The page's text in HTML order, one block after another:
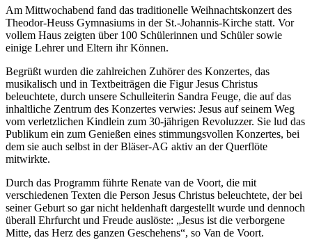
Am Mittwochabend fand das traditionelle Weihnachtskonzert des
Theodor-Heuss Gymnasiums in der St.-Johannis-Kirche statt. Vor
vollem Haus zeigten über 100 Schülerinnen und Schüler sowie
einige Lehrer und Eltern ihr Können.
Begrüßt wurden die zahlreichen Zuhörer des Konzertes, das
musikalisch und in Textbeiträgen die Figur Jesus Christus
beleuchtete, durch unsere Schulleiterin Sandra Feuge, die auf das
inhaltliche Zentrum des Konzertes verwies: Jesus auf seinem Weg
vom verletzlichen Kindlein zum 30-jährigen Revoluzzer. Sie lud das
Publikum ein zum Genießen eines stimmungsvollen Konzertes, bei
dem sie auch selbst in der Bläser-AG aktiv an der Querflöte
mitwirkte.
Durch das Programm führte Renate van de Voort, die mit
verschiedenen Texten die Person Jesus Christus beleuchtete, der bei
seiner Geburt so gar nicht heldenhaft dargestellt wurde und dennoch
überall Ehrfurcht und Freude auslöste: „Jesus ist die verborgene
Mitte, das Herz des ganzen Geschehens“, so Van de Voort.